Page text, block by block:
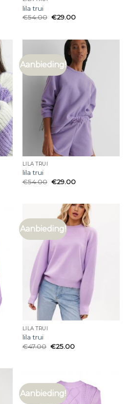
lila trui
€54.00 €29.00
Aanbieding!
LILA TRUI
lila trui
€54.00 €29.00
Aanbieding!
LILA TRUI
lila trui
€47.00 €25.00
Aanbieding!